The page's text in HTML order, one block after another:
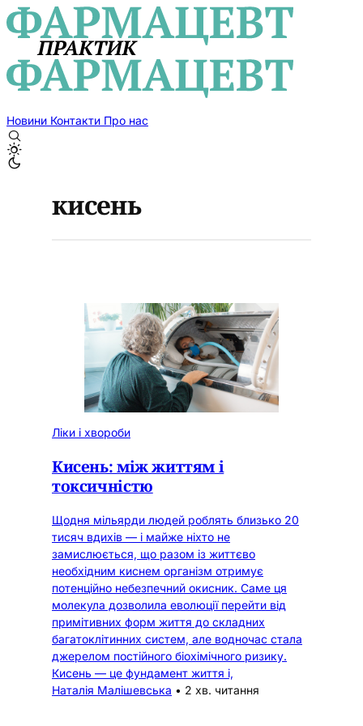
Новини Контакти Про нас
кисень
Ліки і хвороби
Кисень: між життям і
токсичністю
Щодня мільярди людей роблять близько 20
тисяч вдихів — і майже ніхто не
замислюється, що разом із життєво
необхідним киснем організм отримує
потенційно небезпечний окисник. Саме ця
молекула дозволила еволюції перейти від
примітивних форм життя до складних
багатоклітинних систем, але водночас стала
джерелом постійного біохімічного ризику.
Кисень — це фундамент життя і,
Наталія Малішевська • 2 хв. читання